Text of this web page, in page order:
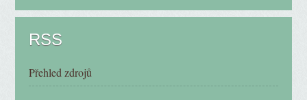
RSS
Přehled zdrojů